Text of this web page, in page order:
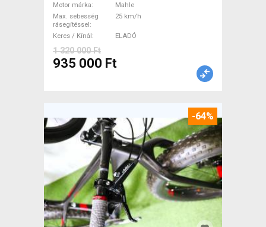
Országúti / Gravel Mahle
használt ELADÓ
Motor márka
Mahle
Max. sebesség
rásegítéssel
25 km/h
Keres / Kínál ELADÓ
1 320 000 Ft
935 000 Ft
-64%